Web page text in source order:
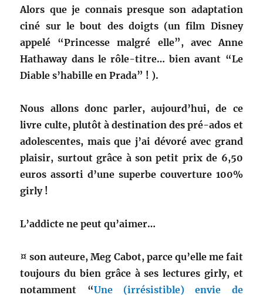
Alors que je connais presque son adaptation
ciné sur le bout des doigts (un film Disney
appelé “Princesse malgré elle”, avec Anne
Hathaway dans le rôle-titre… bien avant “Le
Diable s’habille en Prada” ! ).
Nous allons donc parler, aujourd’hui, de ce
livre culte, plutôt à destination des pré-ados et
adolescentes, mais que j’ai dévoré avec grand
plaisir, surtout grâce à son petit prix de 6,50
euros assorti d’une superbe couverture 100%
girly !
L’addicte ne peut qu’aimer…
¤ son auteure, Meg Cabot, parce qu’elle me fait
toujours du bien grâce à ses lectures girly, et
notamment “Une (irrésistible) envie de